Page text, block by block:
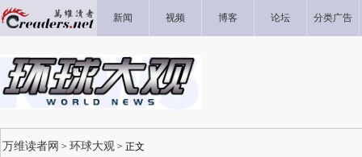
新闻 视频 博客 论坛 分类广告
万维读者网 > 环球大观 > 正文